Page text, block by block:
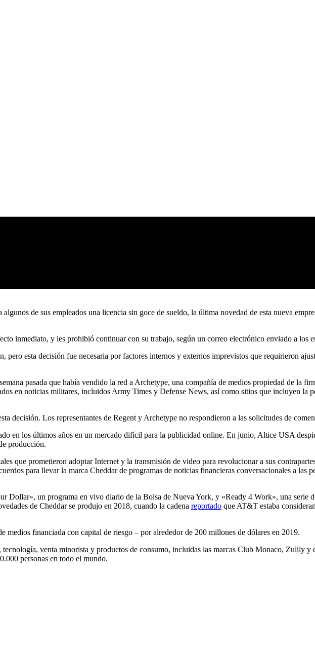
de sus empleados una licencia sin goce de sueldo, la última novedad de esta nueva
inmediato, y les prohibió continuar con su trabajo, según un correo electrónico enviado a los
esta decisión fue necesaria por factores internos y externos imprevistos que requirieron
pasada que había vendido la red a Archetype, una compañía de medios propiedad de la
en noticias militares, incluidos Army Times y Defense News, así como sitios que incluyen la
decisión. Los representantes de Regent y Archetype no respondieron a las solicitudes de
en los últimos años en un mercado difícil para la publicidad online. En junio, Altice USA
producción.
que prometieron adoptar Internet y la transmisión de video para revolucionar a sus
para llevar la marca Cheddar de programas de noticias financieras conversacionales a las
Dollar», un programa en vivo diario de la Bolsa de Nueva York, y «Ready 4 Work», una serie
de Cheddar se produjo en 2018, cuando la cadena reportado que AT&T estaba
medios financiada con capital de riesgo – por alrededor de 200 millones de dólares en 2019.
venta minorista y productos de consumo, incluidas las marcas Club Monaco, Zulily y
personas en todo el mundo.